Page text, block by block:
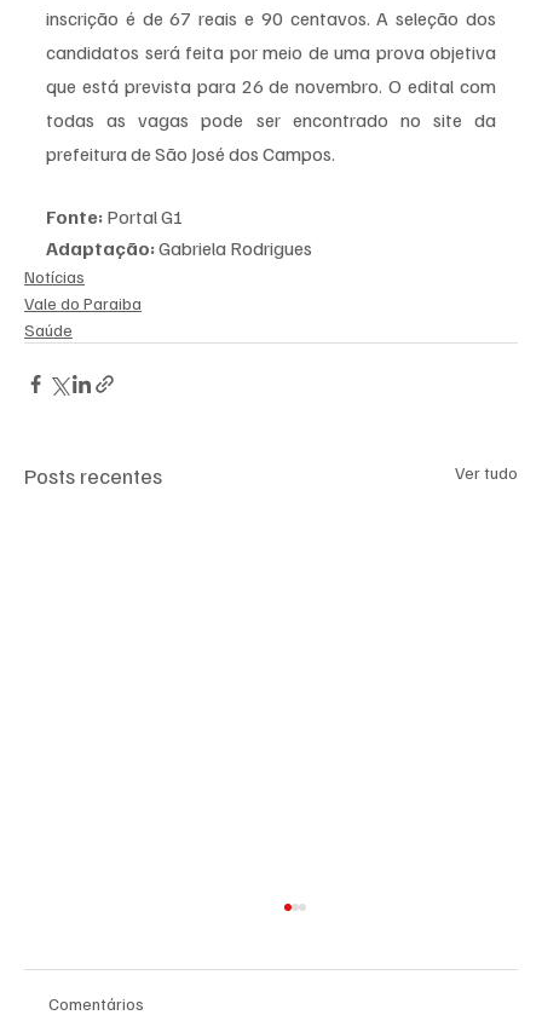
inscrição é de 67 reais e 90 centavos. A seleção dos
candidatos será feita por meio de uma prova objetiva
que está prevista para 26 de novembro. O edital com
todas as vagas pode ser encontrado no site da
prefeitura de São José dos Campos.
Fonte: Portal G1
Adaptação: Gabriela Rodrigues
Notícias
Vale do Paraiba
Saúde
Posts recentes Ver tudo
Comentários